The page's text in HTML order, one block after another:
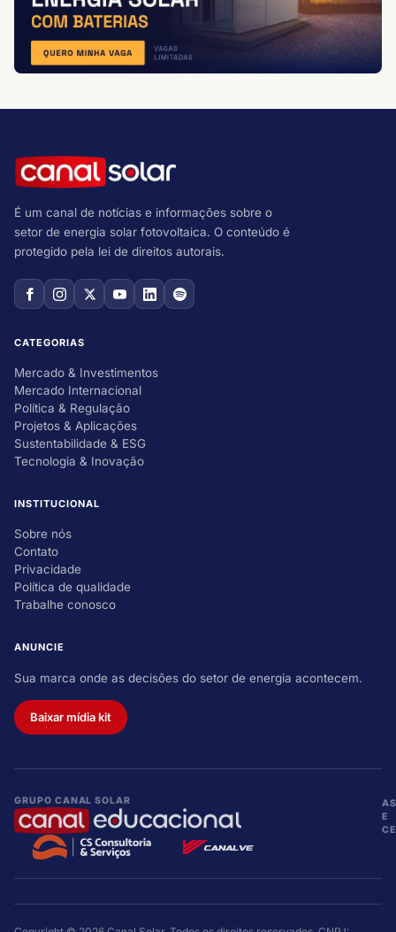
É um canal de notícias e informações sobre o
setor de energia solar fotovoltaica. O conteúdo é
protegido pela lei de direitos autorais.
CATEGORIAS
Mercado & Investimentos
Mercado Internacional
Política & Regulação
Projetos & Aplicações
Sustentabilidade & ESG
Tecnologia & Inovação
INSTITUCIONAL
Sobre nós
Contato
Privacidade
Política de qualidade
Trabalhe conosco
ANUNCIE
Sua marca onde as decisões do setor de energia acontecem.
Baixar mídia kit
GRUPO CANAL SOLAR
E